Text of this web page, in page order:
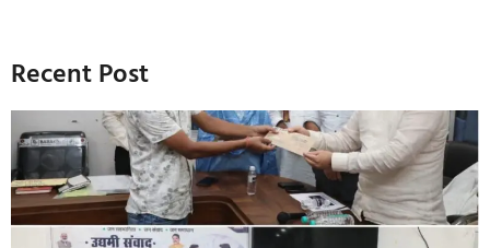
Recent Post